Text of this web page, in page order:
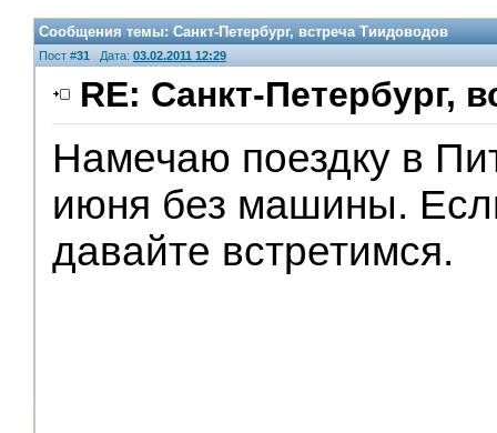
Сообщения темы:Санкт-Петербург, встреча Тиидоводов
Пост #31 Дата: 03.02.2011 12:29
RE: Санкт-Петербург,
Намечаю поездку в
июня без машины.
давайте встретимся.